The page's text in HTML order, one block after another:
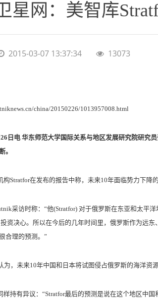
星网：美智库
2015-03-07 13:37:34 13073
china/20150226/1013957008.html
日电 华东师范大学国际关系与地区发展研究院研究
。
Stratfor在发布的报告中称，未来10年面临势力下降
采访时称：“他(Stratfor) 对于俄罗斯在东亚和太平
资决心。所以在今后的几年时间里，俄罗斯作为远
合理的预测。”
为，未来10年中国和日本将试图侵占俄罗斯的海洋资
样持有异议：“Stratfor最后的预测是说在这个地区中